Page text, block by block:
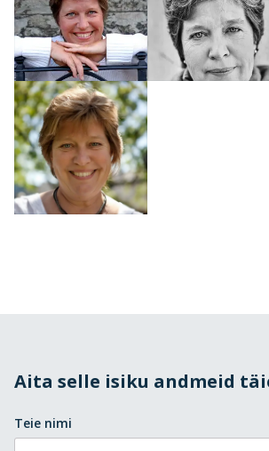
Aita selle isiku andmeid
Teie nimi